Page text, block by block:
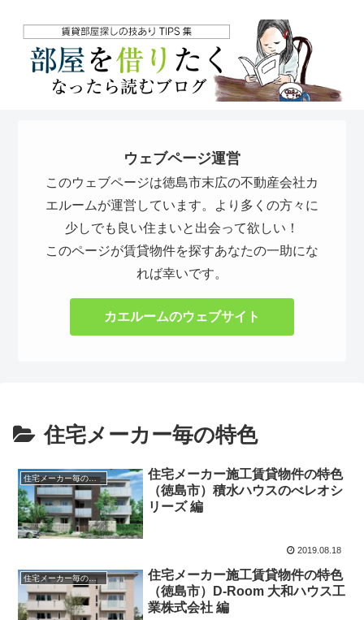
ウェブページ運営
このウェブページは徳島市末広の不動産会社カ
エルームが運営しています。より多くの方々に
少しでも良い住まいと出会って欲しい！
このページが賃貸物件を探すあなたの一助にな
れば幸いです。
カエルームのウェブサイト
住宅メーカー毎の特色
住宅メーカー毎の特色
住宅メーカー施工賃貸物件の特色
（徳島市）積水ハウスのべレオシ
リーズ 編
2019.08.18
住宅メーカー毎の特色
住宅メーカー施工賃貸物件の特色
（徳島市）D-Room 大和ハウス工
業株式会社 編